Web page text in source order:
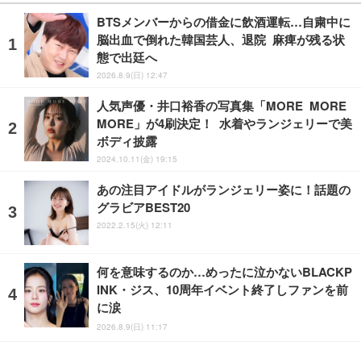
BTSメンバーからの借金に飲酒運転…自粛中に
脳出血で倒れた韓国芸人、退院 麻痺が残る状
態で出廷へ
2026.8.9(日) 12:47
人気声優・井口裕香の写真集「MORE MORE
MORE」が4刷決定！ 水着やランジェリーで美
ボディ披露
2024.10.11(金) 19:15
あの注目アイドルがランジェリー姿に！話題の
グラビアBEST20
2022.2.15(火) 12:11
何を意味するのか…めったに泣かないBLACKP
INK・ジス、10周年イベント終了しファンを前
に涙
2026.8.9(日) 11:17